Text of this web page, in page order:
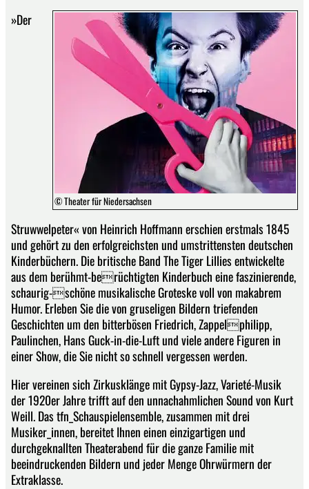
© Theater für Niedersachsen
»Der
Struwwelpeter« von Heinrich Hoffmann erschien erstmals 1845
und gehört zu den erfolgreichsten und umstrittensten deutschen
Kinderbüchern. Die britische Band The Tiger Lillies entwickelte
aus dem berühmt-berüchtigten Kinderbuch eine faszinierende,
schaurig-schöne musikalische Groteske voll von makabrem
Humor. Erleben Sie die von gruseligen Bildern triefenden
Geschichten um den bitterbösen Friedrich, Zappelphilipp,
Paulinchen, Hans Guck-in-die-Luft und viele andere Figuren in
einer Show, die Sie nicht so schnell vergessen werden.
Hier vereinen sich Zirkusklänge mit Gypsy-Jazz, Varieté-Musik
der 1920er Jahre trifft auf den unnachahmlichen Sound von Kurt
Weill. Das tfn_Schauspielensemble, zusammen mit drei
Musiker_innen, bereitet Ihnen einen einzigartigen und
durchgeknallten Theaterabend für die ganze Familie mit
beeindruckenden Bildern und jeder Menge Ohrwürmern der
Extraklasse.